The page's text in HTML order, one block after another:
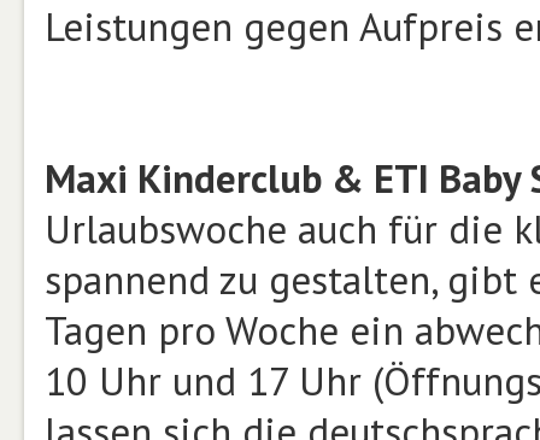
Leistungen gegen Aufpreis
Maxi Kinderclub & ETI Baby
Urlaubswoche auch für die
spannend zu gestalten, gibt
Tagen pro Woche ein
10 Uhr und 17 Uhr